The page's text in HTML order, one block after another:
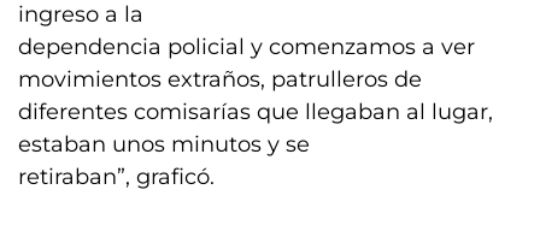
ingreso a la
dependencia policial y comenzamos a ver
movimientos extraños, patrulleros de
diferentes comisarías que llegaban al lugar,
estaban unos minutos y se
retiraban”, graficó.